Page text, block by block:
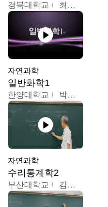
경북대학교 최병조
자연과학
일반화학1
한양대학교 박경호
자연과학
수리통계학2
부산대학교 김충락